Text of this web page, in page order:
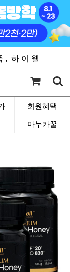
, 하 이 웰
회원혜택
마누카꿀